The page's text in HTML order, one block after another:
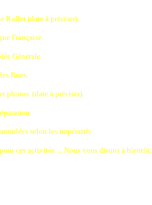
Rollet (date à préciser).
Française.
Générale.
Rues.
photos (date à préciser).
selon les impératifs…
ces activités….Nous vous disons à bientôt.